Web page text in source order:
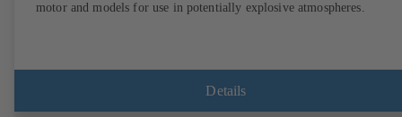
motor and models for use in potentially explosive atmospheres.
Details